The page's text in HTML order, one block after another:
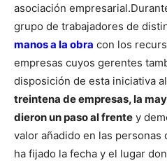
asociación empresarial.
grupo de trabajadores de
manos a la obra con los
empresas cuyos gerentes
disposición de esta iniciativa
treintena de empresas, la
dieron un paso al frente y
valor añadido en las personas
ha fijado la fecha y el lugar